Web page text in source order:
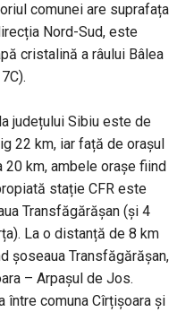
comunei are suprafața
Nord-Sud, este
cristalină a râului Bâlea
județului Sibiu este de
22 km, iar față de orașul
20 km, ambele orașe fiind
stație CFR este
Transfăgărășan (și 4
La o distanță de 8 km
șoseaua Transfăgărășan,
– Arpașul de Jos.
între comuna Cîrțișoara și